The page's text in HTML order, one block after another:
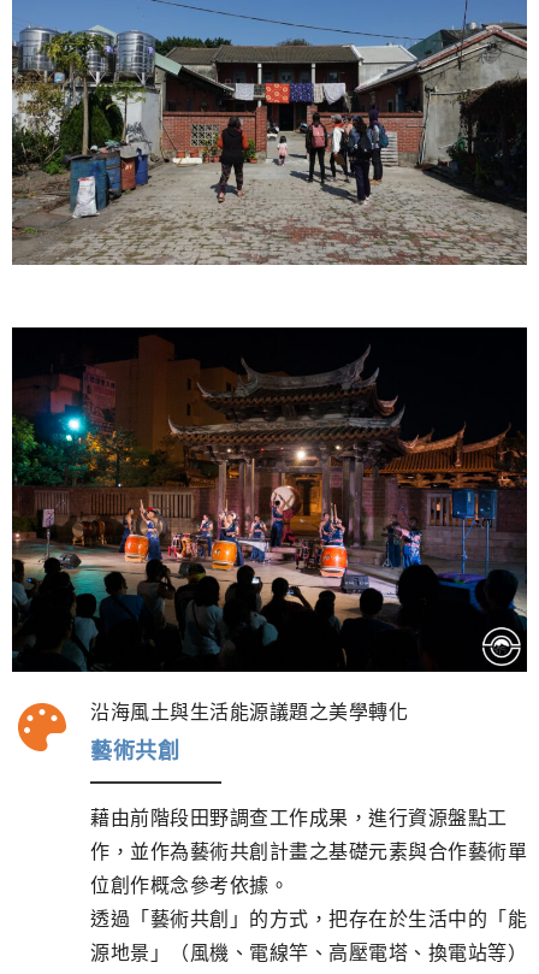
沿海風土與生活能源議題之美學轉化
藝術共創
藉由前階段田野調查工作成果，進行資源盤點工
作，並作為藝術共創計畫之基礎元素與合作藝術單
位創作概念參考依據。
透過「藝術共創」的方式，把存在於生活中的「能
源地景」（風機、電線竿、高壓電塔、換電站等）